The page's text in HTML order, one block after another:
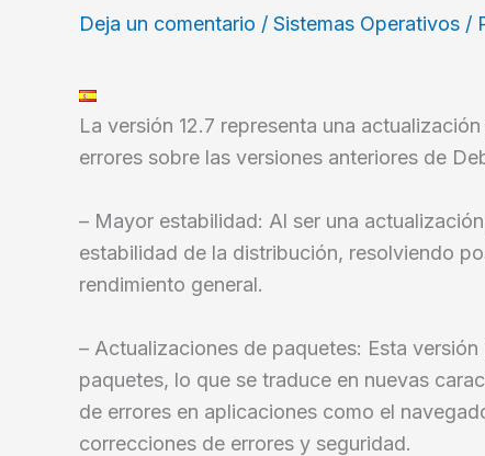
Deja un comentario / Sistemas Operativos /
La versión 12.7 representa una
errores sobre las versiones anteriores de
– Mayor estabilidad: Al ser una
estabilidad de la distribución, resolviendo
rendimiento general.
– Actualizaciones de paquetes: Esta
paquetes, lo que se traduce en nuevas
de errores en aplicaciones como el
correcciones de errores y seguridad.